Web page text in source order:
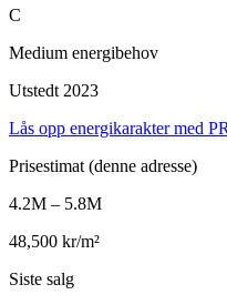
C
Medium energibehov
Utstedt 2023
Lås opp energikarakter med
Prisestimat (denne adresse)
4.2M – 5.8M
48,500 kr/m²
Siste salg